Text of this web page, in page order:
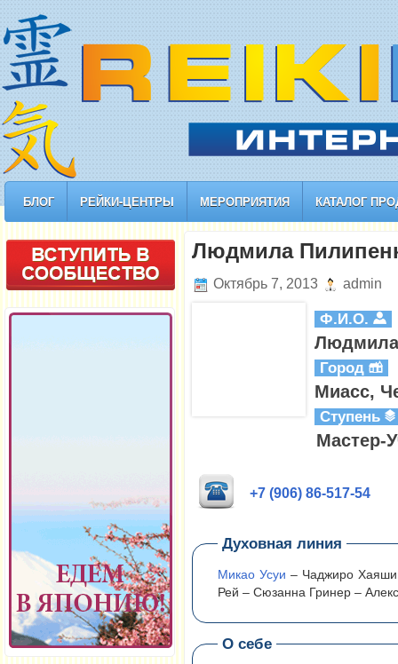
БЛОГ РЕЙКИ-ЦЕНТРЫ МЕРОПРИЯТИЯ КАТАЛОГ
Людмила
Октябрь 7, 2013 admin
Ф.И.О.
Город
Миасс,
Ступень
Мастер-
+7 (906) 86-517-54
Духовная линия
Микао Усуи – Чаджиро
Рей – Сюзанна Гринер –
О себе